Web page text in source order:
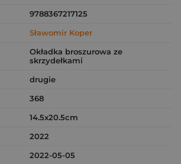
9788367217125
Sławomir Koper
Okładka broszurowa ze
skrzydełkami
drugie
368
14.5x20.5cm
2022
2022-05-05